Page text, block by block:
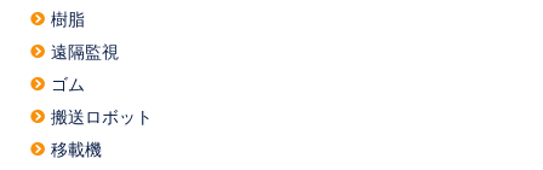
樹脂
遠隔監視
ゴム
搬送ロボット
移載機